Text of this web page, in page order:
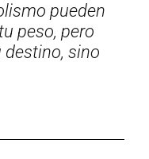
pueden
peso, pero
destino, sino